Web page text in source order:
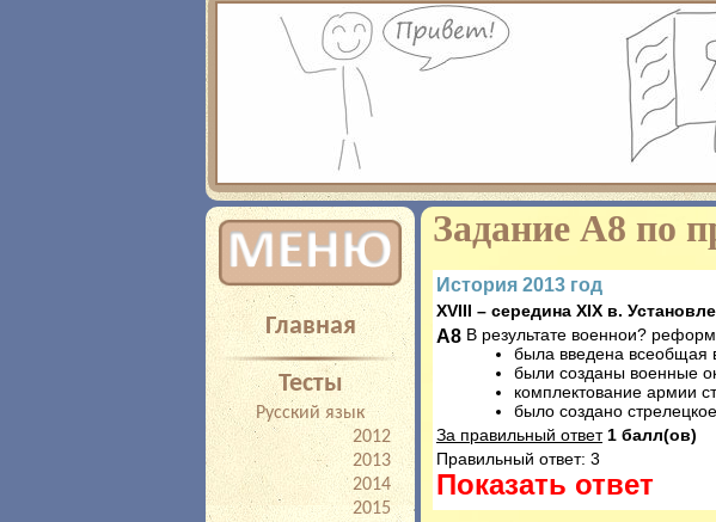
Добро пожаловать! Если вы хотите успешно сдать ЕГЭ
экзамену egedb.ru предлагает вам: прохождение
результатов, прорешивание задач определенного
проведения ЕГЭ
Главная
Тесты
Русский язык
2012
2013
2014
2015
Задание A8 по
История 2013 год
XVIII – середина XIX в.
A8 В результате военнои?
была введена всеобщая
были созданы военные
комплектование армии
было создано
За правильный ответ 1 балл(ов)
Правильный ответ: 3
Показать ответ